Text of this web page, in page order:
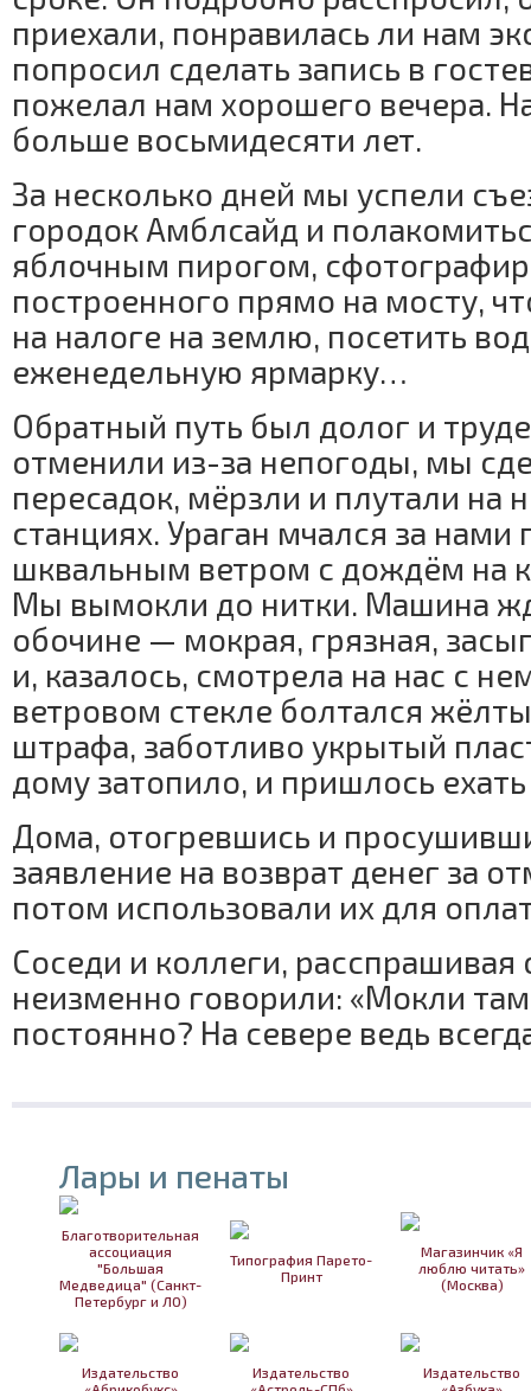
приехали, понравилась ли нам
попросил сделать запись в
пожелал нам хорошего вечера.
больше восьмидесяти лет.
За несколько дней мы успели
городок Амблсайд и
яблочным пирогом,
построенного прямо на мосту,
на налоге на землю, посетить
еженедельную ярмарку…
Обратный путь был долог и
отменили из-за непогоды, мы
пересадок, мёрзли и плутали на
станциях. Ураган мчался за нами
шквальным ветром с дождём на
Мы вымокли до нитки. Машина
обочине — мокрая, грязная,
и, казалось, смотрела на нас с
ветровом стекле болтался
штрафа, заботливо укрытый
дому затопило, и пришлось
Дома, отогревшись и
заявление на возврат денег за
потом использовали их для
Соседи и коллеги, расспрашивая
неизменно говорили: «Мокли
постоянно? На севере ведь
Лары и пенаты
Благотворительная
ассоциация
"Большая
Медведица" (Санкт-
Петербург и ЛО)
Типография Парето-
Принт
Магазинчик «Я
люблю читать»
(Москва)
Издательство
Издательство
Издательство